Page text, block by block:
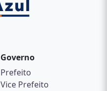
Governo
Prefeito
Vice Prefeito